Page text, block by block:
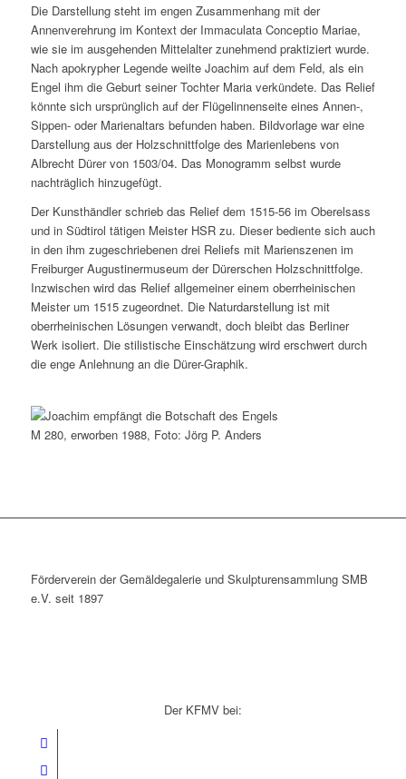
Die Darstellung steht im engen Zusammenhang mit der
Annenverehrung im Kontext der Immaculata Conceptio Mariae,
wie sie im ausgehenden Mittelalter zunehmend praktiziert wurde.
Nach apokrypher Legende weilte Joachim auf dem Feld, als ein
Engel ihm die Geburt seiner Tochter Maria verkündete. Das Relief
könnte sich ursprünglich auf der Flügelinnenseite eines Annen-,
Sippen- oder Marienaltars befunden haben. Bildvorlage war eine
Darstellung aus der Holzschnittfolge des Marienlebens von
Albrecht Dürer von 1503/04. Das Monogramm selbst wurde
nachträglich hinzugefügt.
Der Kunsthändler schrieb das Relief dem 1515-56 im Oberelsass
und in Südtirol tätigen Meister HSR zu. Dieser bediente sich auch
in den ihm zugeschriebenen drei Reliefs mit Marienszenen im
Freiburger Augustinermuseum der Dürerschen Holzschnittfolge.
Inzwischen wird das Relief allgemeiner einem oberrheinischen
Meister um 1515 zugeordnet. Die Naturdarstellung ist mit
oberrheinischen Lösungen verwandt, doch bleibt das Berliner
Werk isoliert. Die stilistische Einschätzung wird erschwert durch
die enge Anlehnung an die Dürer-Graphik.
M 280, erworben 1988, Foto: Jörg P. Anders
Förderverein der Gemäldegalerie und Skulpturensammlung SMB
e.V. seit 1897
Der KFMV bei: